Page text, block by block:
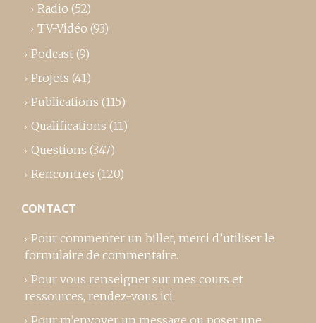
Radio (52)
TV-Vidéo (93)
Podcast (9)
Projets (41)
Publications (115)
Qualifications (11)
Questions (347)
Rencontres (120)
CONTACT
Pour commenter un billet, merci d’utiliser le
formulaire de commentaire.
Pour vous renseigner sur mes cours et
ressources, rendez-vous ici.
Pour m’envoyer un message ou poser une